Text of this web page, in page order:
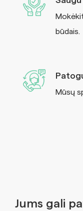
būdais.
Mūsų
Jums gali